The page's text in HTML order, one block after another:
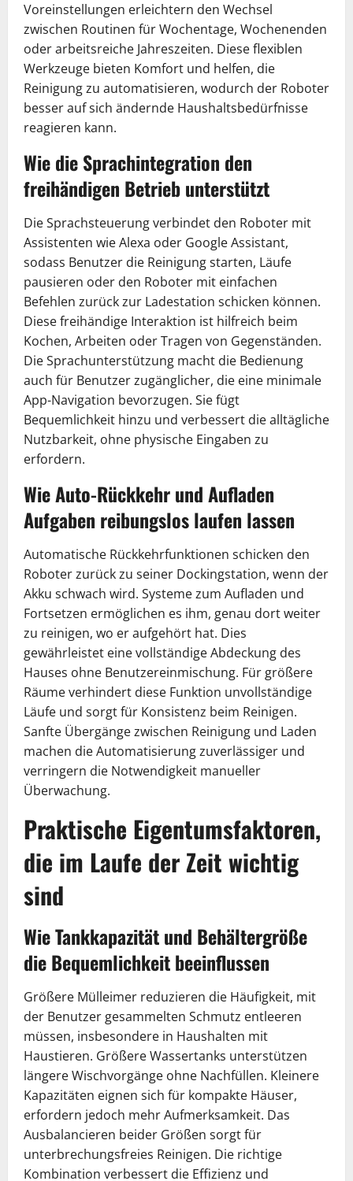
Voreinstellungen erleichtern den Wechsel
zwischen Routinen für Wochentage, Wochenenden
oder arbeitsreiche Jahreszeiten. Diese flexiblen
Werkzeuge bieten Komfort und helfen, die
Reinigung zu automatisieren, wodurch der Roboter
besser auf sich ändernde Haushaltsbedürfnisse
reagieren kann.
Wie die Sprachintegration den
freihändigen Betrieb unterstützt
Die Sprachsteuerung verbindet den Roboter mit
Assistenten wie Alexa oder Google Assistant,
sodass Benutzer die Reinigung starten, Läufe
pausieren oder den Roboter mit einfachen
Befehlen zurück zur Ladestation schicken können.
Diese freihändige Interaktion ist hilfreich beim
Kochen, Arbeiten oder Tragen von Gegenständen.
Die Sprachunterstützung macht die Bedienung
auch für Benutzer zugänglicher, die eine minimale
App-Navigation bevorzugen. Sie fügt
Bequemlichkeit hinzu und verbessert die alltägliche
Nutzbarkeit, ohne physische Eingaben zu
erfordern.
Wie Auto-Rückkehr und Aufladen
Aufgaben reibungslos laufen lassen
Automatische Rückkehrfunktionen schicken den
Roboter zurück zu seiner Dockingstation, wenn der
Akku schwach wird. Systeme zum Aufladen und
Fortsetzen ermöglichen es ihm, genau dort weiter
zu reinigen, wo er aufgehört hat. Dies
gewährleistet eine vollständige Abdeckung des
Hauses ohne Benutzereinmischung. Für größere
Räume verhindert diese Funktion unvollständige
Läufe und sorgt für Konsistenz beim Reinigen.
Sanfte Übergänge zwischen Reinigung und Laden
machen die Automatisierung zuverlässiger und
verringern die Notwendigkeit manueller
Überwachung.
Praktische Eigentumsfaktoren,
die im Laufe der Zeit wichtig
sind
Wie Tankkapazität und Behältergröße
die Bequemlichkeit beeinflussen
Größere Mülleimer reduzieren die Häufigkeit, mit
der Benutzer gesammelten Schmutz entleeren
müssen, insbesondere in Haushalten mit
Haustieren. Größere Wassertanks unterstützen
längere Wischvorgänge ohne Nachfüllen. Kleinere
Kapazitäten eignen sich für kompakte Häuser,
erfordern jedoch mehr Aufmerksamkeit. Das
Ausbalancieren beider Größen sorgt für
unterbrechungsfreies Reinigen. Die richtige
Kombination verbessert die Effizienz und